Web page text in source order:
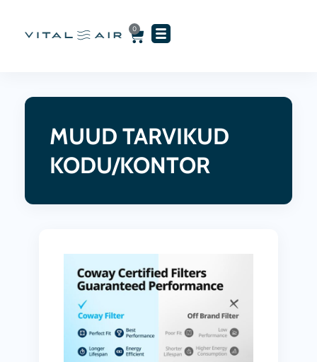
0
Cart
MUUD TARVIKUD
KODU/KONTOR